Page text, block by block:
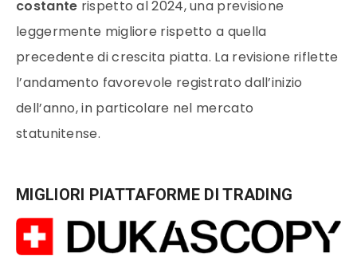
costante rispetto al 2024, una previsione
leggermente migliore rispetto a quella
precedente di crescita piatta. La revisione riflette
l’andamento favorevole registrato dall’inizio
dell’anno, in particolare nel mercato
statunitense.
MIGLIORI PIATTAFORME DI TRADING